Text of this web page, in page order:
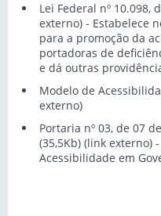
Lei Federal nº 10.098,
externo) - Estabelece
para a promoção da
portadoras de
e dá outras
Modelo de
externo)
Portaria nº 03, de 07
(35,5Kb) (link externo)
Acessibilidade em